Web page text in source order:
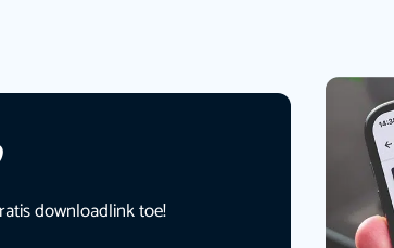
downloadlink toe!